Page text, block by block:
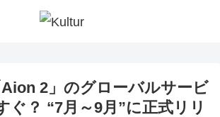
2」のグローバルサービ
ぐ？ “7月～9月”に正式リリ